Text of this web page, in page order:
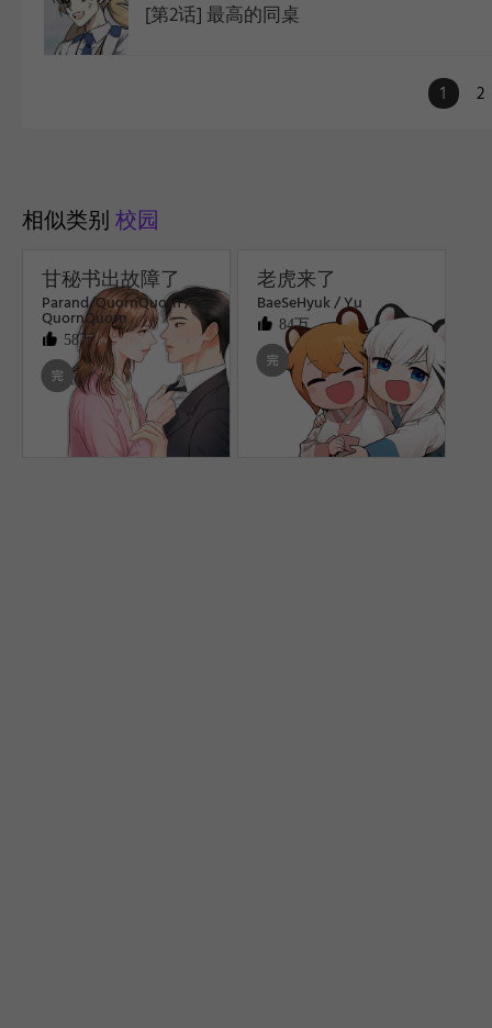
[第2话] 最高的同桌
1 2
相似类别校园
甘秘书出故障了
Parand/QuornQuorn /
QuornQuorn
58万
老虎来了
BaeSeHyuk / Yu
84万